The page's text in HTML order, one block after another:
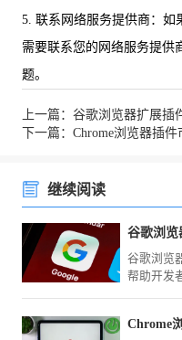
5. 联系网络服务提供商：如
需要联系您的网络服务提供
题。
上一篇：谷歌浏览器扩展
下一篇：Chrome浏览器插
继续阅读
谷歌浏览
帮助开发
Chrome